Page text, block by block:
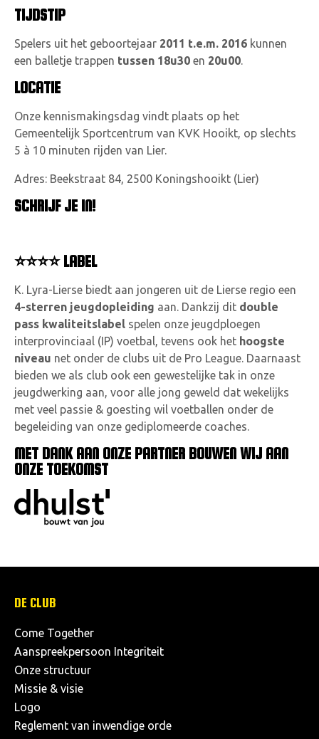
TIJDSTIP
Spelers uit het geboortejaar 2011 t.e.m. 2016 kunnen
een balletje trappen tussen 18u30 en 20u00.
LOCATIE
Onze kennismakingsdag vindt plaats op het
Gemeentelijk Sportcentrum van KVK Hooikt, op slechts
5 à 10 minuten rijden van Lier.
Adres: Beekstraat 84, 2500 Koningshooikt (Lier)
SCHRIJF JE IN!
⭐⭐⭐⭐ LABEL
K. Lyra-Lierse biedt aan jongeren uit de Lierse regio een
4-sterren jeugdopleiding aan. Dankzij dit double
pass kwaliteitslabel spelen onze jeugdploegen
interprovinciaal (IP) voetbal, tevens ook het hoogste
niveau net onder de clubs uit de Pro League. Daarnaast
bieden we als club ook een gewestelijke tak in onze
jeugdwerking aan, voor alle jong geweld dat wekelijks
met veel passie & goesting wil voetballen onder de
begeleiding van onze gediplomeerde coaches.
MET DANK AAN ONZE PARTNER BOUWEN WIJ AAN
ONZE TOEKOMST
DE CLUB
Come Together
Aanspreekpersoon Integriteit
Onze structuur
Missie & visie
Logo
Reglement van inwendige orde